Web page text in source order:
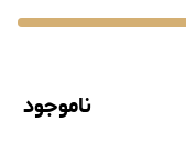
ناموجود